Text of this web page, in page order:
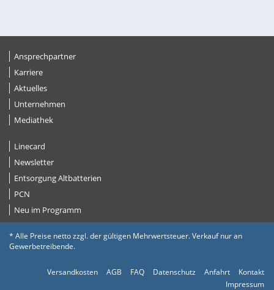
Ansprechpartner
Karriere
Aktuelles
Unternehmen
Mediathek
Linecard
Newsletter
Entsorgung Altbatterien
PCN
Neu im Programm
* Alle Preise netto zzgl. der gültigen Mehrwertsteuer. Verkauf nur an
Gewerbetreibende.
Versandkosten AGB FAQ Datenschutz Anfahrt
Kontakt
Impressum